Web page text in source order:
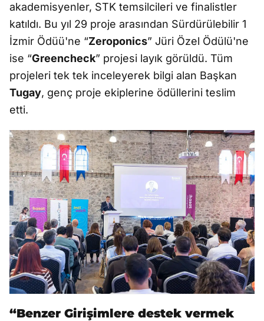
akademisyenler, STK temsilcileri ve finalistler
katıldı. Bu yıl 29 proje arasından Sürdürülebilir 1
İzmir Ödüü'ne “Zeroponics” Jüri Özel Ödülü'ne
ise “Greencheck” projesi layık görüldü. Tüm
projeleri tek tek inceleyerek bilgi alan Başkan
Tugay, genç proje ekiplerine ödüllerini teslim
etti.
“Benzer Girişimlere destek vermek